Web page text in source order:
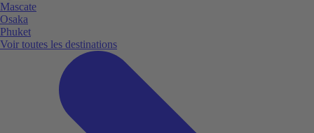
Mascate
Osaka
Phuket
Voir toutes les destinations